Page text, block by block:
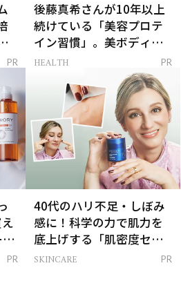
PR
後藤真希さんが10年以上
続けている「美容プロテ
イン習慣」。美ボディを
支える朝ルーティンと
HEALTH PR
PR
40代のハリ不足・しぼみ
感に！科学の力で肌力を
底上げする「肌密度セラ
ム」
SKINCARE PR